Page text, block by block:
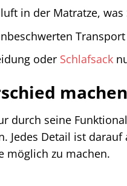
in der Matratze,
Transport
oder Schlafsack
machen
durch seine
Jedes Detail ist
möglich zu machen.